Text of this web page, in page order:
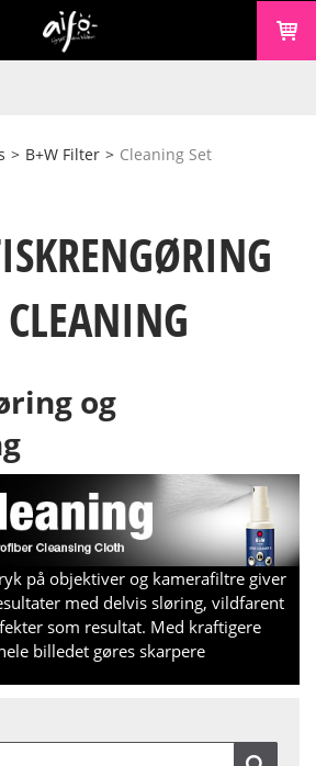
> B+W Filter > Cleaning Set
og
på objektiver og kamerafiltre giver
med delvis sløring, vildfarent
som resultat. Med kraftigere
billedet gøres skarpere